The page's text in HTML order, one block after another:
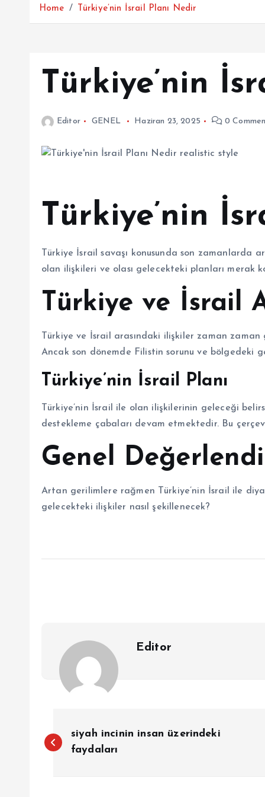
Home Türkiye’nin İsrail Planı Nedir
Türkiye’nin
Editor GENEL Haziran 23, 2025 0
Türkiye’nin
Türkiye İsrail savaşı konusunda son
olan ilişkileri ve olası gelecekteki planları merak
Türkiye ve İsrail
Türkiye ve İsrail arasındaki ilişkiler zaman
Ancak son dönemde Filistin sorunu ve bölgedeki
Türkiye’nin İsrail Planı
Türkiye’nin İsrail ile olan ilişkilerinin geleceği
destekleme çabaları devam etmektedir. Bu
Genel
Artan gerilimlere rağmen Türkiye’nin İsrail ile
gelecekteki ilişkiler nasıl şekillenecek?
Editor
a
siyah incinin insan üzerindeki
faydaları